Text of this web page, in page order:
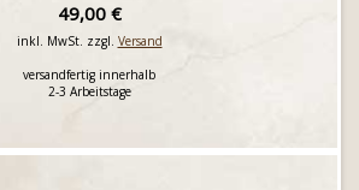
49,00 €
inkl. MwSt. zzgl. Versand
versandfertig innerhalb
2-3 Arbeitstage